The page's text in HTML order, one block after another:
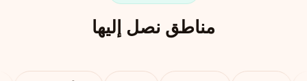
مناطق نصل إليها